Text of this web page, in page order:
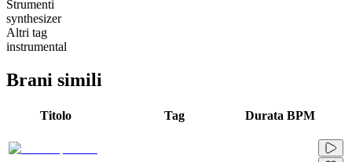
Strumenti
synthesizer
Altri tag
instrumental
Brani simili
Titolo Tag Durata BPM